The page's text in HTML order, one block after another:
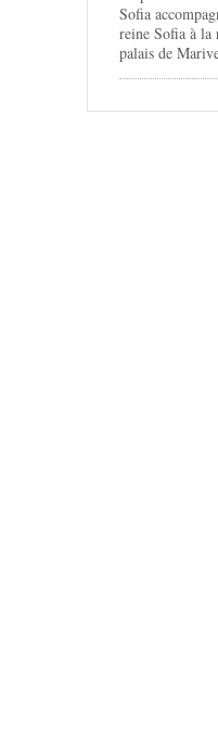
Sofia
reine Sofia à la
palais de